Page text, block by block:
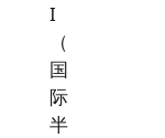
I
（
国
际
半